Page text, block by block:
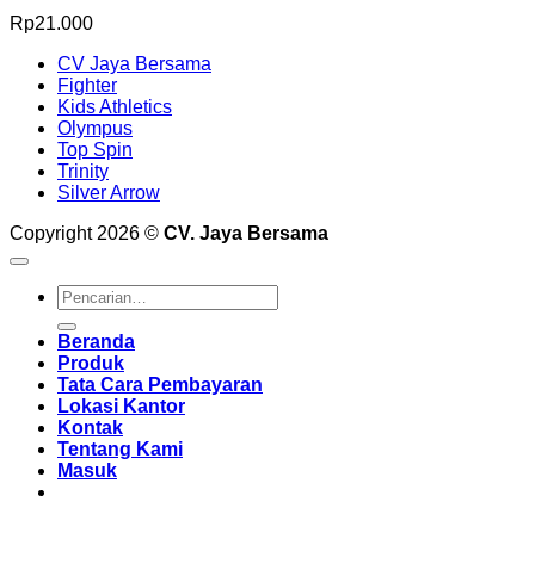
Rp21.000
CV Jaya Bersama
Fighter
Kids Athletics
Olympus
Top Spin
Trinity
Silver Arrow
Copyright 2026 © CV. Jaya Bersama
Pencarian
untuk:
Beranda
Produk
Tata Cara Pembayaran
Lokasi Kantor
Kontak
Tentang Kami
Masuk